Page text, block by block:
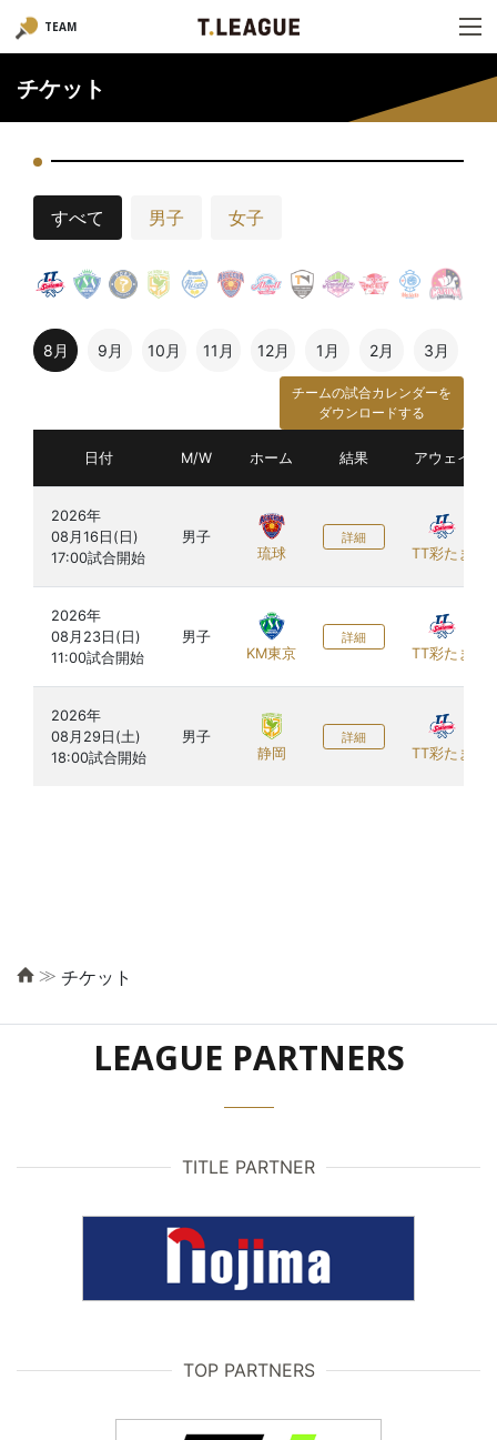
TEAM
チケット
すべて 男子 女子
8月 9月 10月 11月 12月 1月 2月 3月
チームの試合カレンダーを
ダウンロードする
日付 M/W ホーム 結果 アウェイ
2026年
08月16日(日)
男子
琉球
詳細
TT彩たま
2026年
08月23日(日)
男子
KM東京
詳細
TT彩たま
2026年
08月29日(土)
男子
静岡
詳細
TT彩たま
≫ チケット
LEAGUE PARTNERS
TITLE PARTNER
TOP PARTNERS